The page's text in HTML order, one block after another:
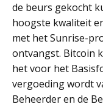
de beurs gekocht
hoogste kwaliteit
met het Sunrise-
ontvangst. Bitcoin
het voor het
vergoeding wordt
Beheerder en de